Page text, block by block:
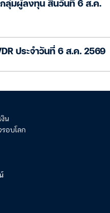
ลุ่มผู้ลงทุน สิ้นวันที่ 6 ส.ค.
ประจำวันที่ 6 ส.ค. 2569
น
อบโลก